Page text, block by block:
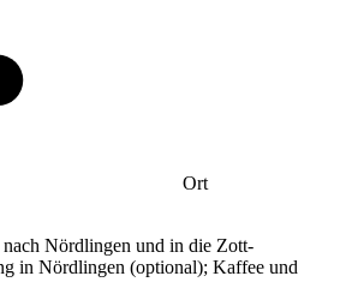
Ort
nach Nördlingen und in die Zott-
in Nördlingen (optional); Kaffee und